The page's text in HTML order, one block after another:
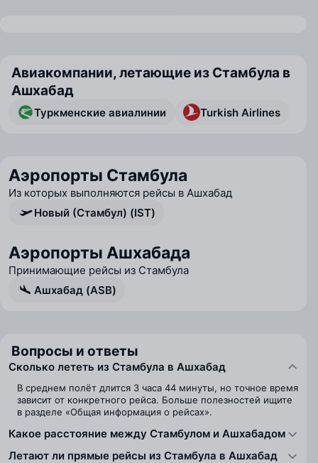
Авиакомпании, летающие из Стамбула в
Ашхабад
Туркменские авиалинии Turkish Airlines
Аэропорты Стамбула
Из которых выполняются рейсы в Ашхабад
Новый (Стамбул) (IST)
Аэропорты Ашхабада
Принимающие рейсы из Стамбула
Ашхабад (ASB)
Вопросы и ответы
Сколько лететь из Стамбула в Ашхабад
В среднем полёт длится 3 часа 44 минуты, но точное время
зависит от конкретного рейса. Больше полезностей ищите
в разделе «Общая информация о рейсах».
Какое расстояние между Стамбулом и Ашхабадом
Летают ли прямые рейсы из Стамбула в Ашхабад